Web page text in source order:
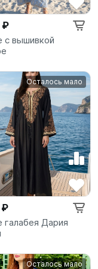
₽
с вышивкой
Осталось мало
₽
галабея Дария
Осталось мало